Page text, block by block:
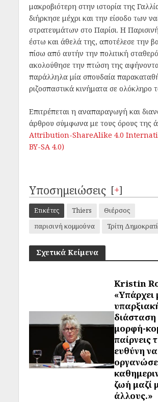
μακροβιότερη στην ιστορία της
διήρκησε μέχρι και την είσοδο των
στρατευμάτων στο Παρίσι. Η
έστω και άθελά της, αποτέλεσε την
πίσω από αυτήν την πολιτική
ακολούθησε την πτώση της
παράλληλα μία σπουδαία
ριζοσπαστικά κινήματα σε ολόκληρο
Επιτρέπεται η αναπαραγωγή και
άρθρου σύμφωνα με τους όρους της
Attribution-ShareAlike 4.0
BY-SA 4.0)
Υποσημειώσεις [+]
Ετικέτες Thiers
Θιέρσος
παρισινή κομμούνα
Τρίτη
Σχετικά Κείμενα
Kristin
«Υπάρχει
διάσταση
μορφή-
παίρνεις
ευθύνη να
ζωή μαζί
άλλους.»